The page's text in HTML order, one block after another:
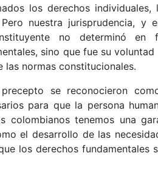
los derechos
nuestra jurisprudencia,
no determinó en
sino que fue su
normas constitucionales.
se reconocieron
para que la persona
colombianos tenemos una
el desarrollo de las
los derechos fundamentales